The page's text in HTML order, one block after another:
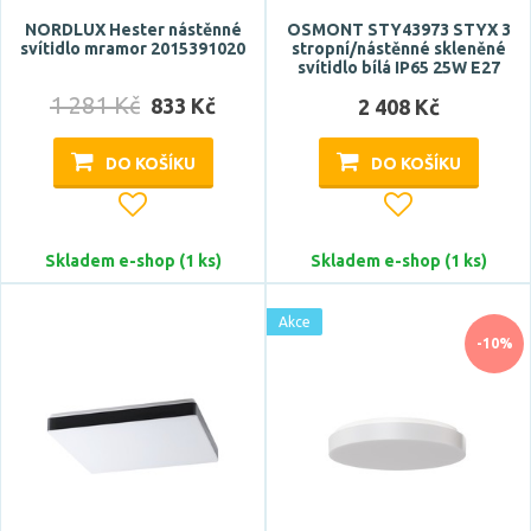
Stmívatelné
Úhel vyzařování
120 °
NORDLUX Hester nástěnné
svítidlo mramor 2015391020
1 281 Kč 833 Kč
DO KOŠÍKU
Skladem e-shop (1 ks)
OSMONT STY43973 STYX 3
stropní/nástěnné skleněné
svítidlo bílá IP65 25W E27
2 408 Kč
DO KOŠÍKU
Skladem e-shop (1 ks)
-10%
Akce